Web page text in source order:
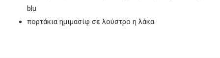
blu
πορτάκια ημιμασίφ σε λούστρο η λάκα.